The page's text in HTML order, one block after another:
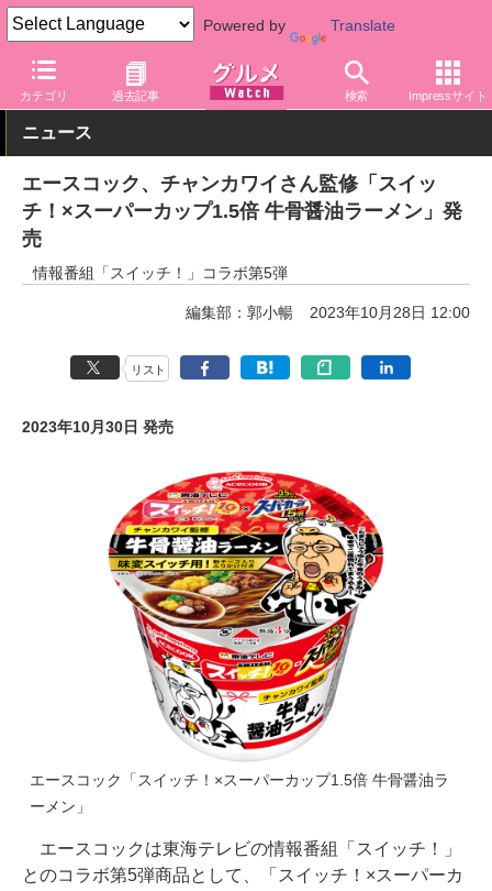
Powered by Translate
カテゴリ 過去記事 検索 Impressサイト
グルメ Watch メーカー 即席麺 エースコック
ニュース
エースコック、チャンカワイさん監修「スイッ
チ！×スーパーカップ1.5倍 牛骨醤油ラーメン」発
売
情報番組「スイッチ！」コラボ第5弾
編集部：郭小暢 2023年10月28日 12:00
リスト
2023年10月30日 発売
エースコック「スイッチ！×スーパーカップ1.5倍 牛骨醤油ラ
ーメン」
エースコックは東海テレビの情報番組「スイッチ！」
とのコラボ第5弾商品として、「スイッチ！×スーパーカ